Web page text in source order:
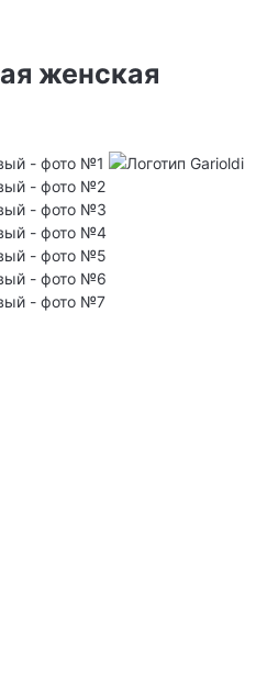
женская